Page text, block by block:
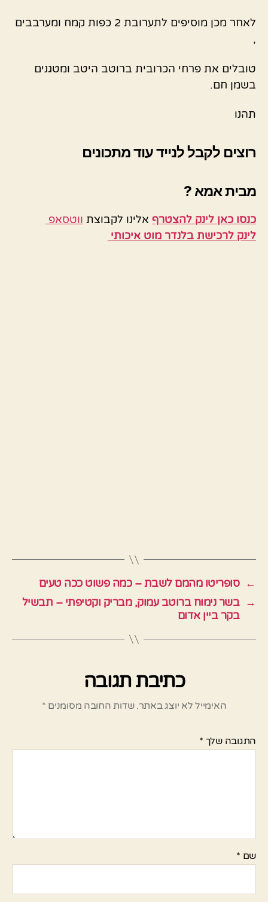
לאחר מכן מוסיפים לתערובת 2 כפות קמח ומערבבים
,
טובלים את פרחי הכרובית ברוטב היטב ומטגנים
בשמן חם.
תהנו
רוצים לקבל לנייד עוד מתכונים
מבית אמא ?
כנסו כאן לינק להצטרף אלינו לקבוצת ווטסאפ
לינק לרכישת בלנדר מוט איכותי
← סופריטו מהמם לשבת – כמה פשוט ככה טעים
→ בשר נימוח ברוטב עמוק, מבריק וקטיפתי – תבשיל
בקר ביין אדום
כתיבת תגובה
האימייל לא יוצג באתר. שדות החובה מסומנים *
התגובה שלך *
שם *